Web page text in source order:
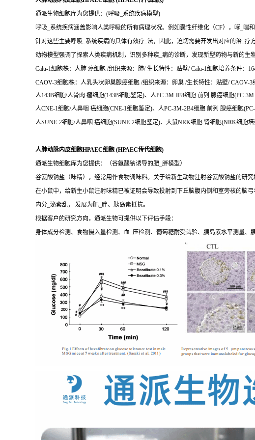
通派生物细胞库为您提供：(呼吸_系统疾病模型)
呼吸_系统疾病涵盖影响人类呼吸的所有病理状况。例如囊性纤维化（CF），哮_
针对这些主要呼吸_系统疾病的具体有效疗_法，因此，迫切需要开发出对应的治_疗方
动物模型强调了探索人类疾病机制，识别多种疾_病的诊断，发现新型药物与新的
Calu-1细胞株：人肺 癌细胞 /组织来源：肺/ 生长特性：贴壁/ Calu-1细胞培养条件：
CAOV-3细胞株：人乳头状卵巢腺癌细胞 /组织来源：卵巢 /生长特性：贴壁/ CAOV-
人143B细胞\人骨肉 瘤细胞(143B细胞鉴定)、人PC-3M-IE8细胞 前列 腺癌细胞(PC-
人CNE-1细胞\人鼻咽 癌细胞(CNE-1细胞鉴定)、人PC-3M-2B4细胞 前列 腺癌细胞
人SUNE-2细胞\人鼻咽 癌细胞(SUNE-2细胞鉴定)、大鼠NRK细胞 肾细胞(NRK细胞培
人肺动脉内皮细胞HPAEC细胞 (HPAEC传代细胞)
通派生物细胞库为您提供：（谷氨酸钠诱导的肥_胖模型）
谷氨酸钠盐（味精），经常用作食物调味料。关于给新生动物注射谷氨酸钠盐的研
在小鼠中，给新生小鼠注射味精已被证明会导致投射到下丘脑腹内侧和室旁核的脑
内分_泌紊乱， 发展为肥_胖、胰岛素抵抗。
根据客户的研究方向，通派生物可提供以下评估手段：
身体成分检测、食物摄入量检测、血_压检测、葡萄糖耐受试验、胰岛素水平测量、